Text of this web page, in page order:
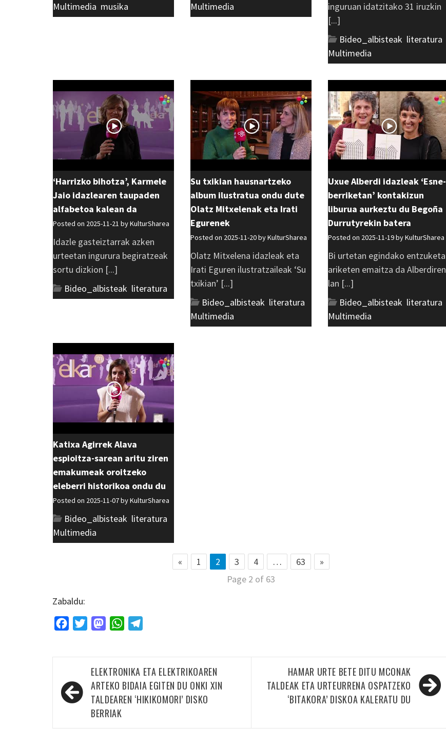
Multimedia musika
Multimedia
inguruan idatzitako 31 iruzkin
[...]
Bideo_albisteak literatura
Multimedia
‘Harrizko bihotza’, Karmele
Jaio idazlearen taupaden
alfabetoa kalean da
Posted on 2025-11-21 byKulturSharea
Idazle gasteiztarrak azken
urteetan ingurura begiratzeak
sortu dizkion [...]
Bideo_albisteak literatura
Su txikian hausnartzeko
album ilustratua ondu dute
Olatz Mitxelenak eta Irati
Egurenek
Posted on 2025-11-20 byKulturSharea
Olatz Mitxelena idazleak eta
Irati Eguren ilustratzaileak ‘Su
txikian’ [...]
Bideo_albisteak literatura
Multimedia
Uxue Alberdi idazleak ‘Esne-
berriketan’ kontakizun
liburua aurkeztu du Begoña
Durrutyrekin batera
Posted on 2025-11-19 byKulturSharea
Bi urtetan egindako entzuketa
ariketen emaitza da Alberdiren
lan [...]
Bideo_albisteak literatura
Multimedia
Katixa Agirrek Alava
espioitza-sarean aritu ziren
emakumeak oroitzeko
eleberri historikoa ondu du
Posted on 2025-11-07 byKulturSharea
Bideo_albisteak literatura
Multimedia
« 1 2 3 4 … 63
»
Page 2 of 63
Zabaldu:
FacebookTwitterMastodonWhatsApp
Bidalketetan
zehar
nabigatu
ELEKTRONIKA ETA ELEKTRIKOAREN
ARTEKO BIDAIA EGITEN DU ONKI XIN
TALDEAREN ‘HIKIKOMORI’ DISKO
BERRIAK
HAMAR URTE BETE DITU MCONAK
TALDEAK ETA URTEURRENA OSPATZEKO
‘BITAKORA’ DISKOA KALERATU DU